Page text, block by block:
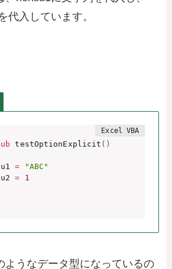
代入しています。
testOptionExplicit ( )
=
"ABC"
= 1
ようなデータ型になっているの